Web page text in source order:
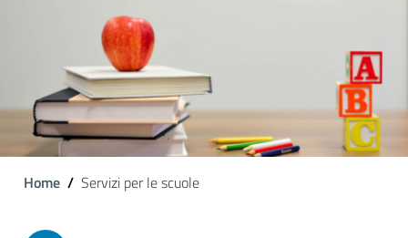
Home Servizi per le scuole